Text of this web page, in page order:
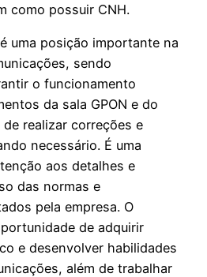
como possuir CNH.
uma posição importante na
sendo
o funcionamento
da sala GPON e do
realizar correções e
necessário. É uma
aos detalhes e
das normas e
pela empresa. O
de adquirir
e desenvolver habilidades
além de trabalhar